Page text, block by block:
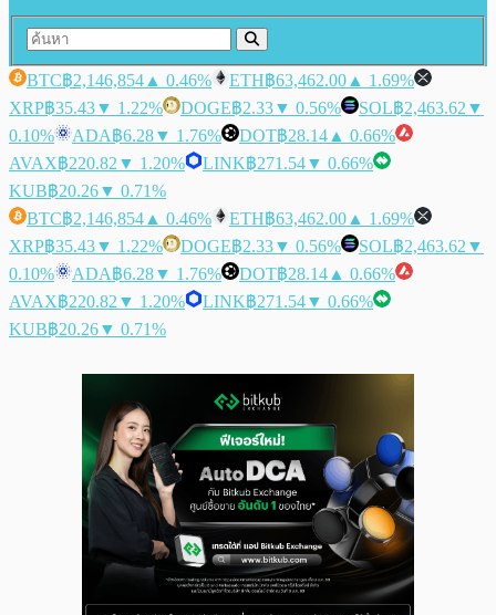
BTC฿2,146,854 ▲ 0.46% ETH฿63,462.00 ▲ 1.69%
XRP฿35.43▼ 1.22% DOGE฿2.33▼ 0.56% SOL฿2,463.62 ▼
0.10%
ADA฿6.28▼ 1.76% DOT฿28.14 ▲ 0.66%
AVAX฿220.82 ▼ 1.20% LINK฿271.54▼ 0.66%
KUB฿20.26▼ 0.71%
BTC฿2,146,854 ▲ 0.46% ETH฿63,462.00 ▲ 1.69%
XRP฿35.43▼ 1.22% DOGE฿2.33▼ 0.56% SOL฿2,463.62 ▼
0.10%
ADA฿6.28▼ 1.76% DOT฿28.14 ▲ 0.66%
AVAX฿220.82 ▼ 1.20% LINK฿271.54▼ 0.66%
KUB฿20.26▼ 0.71%